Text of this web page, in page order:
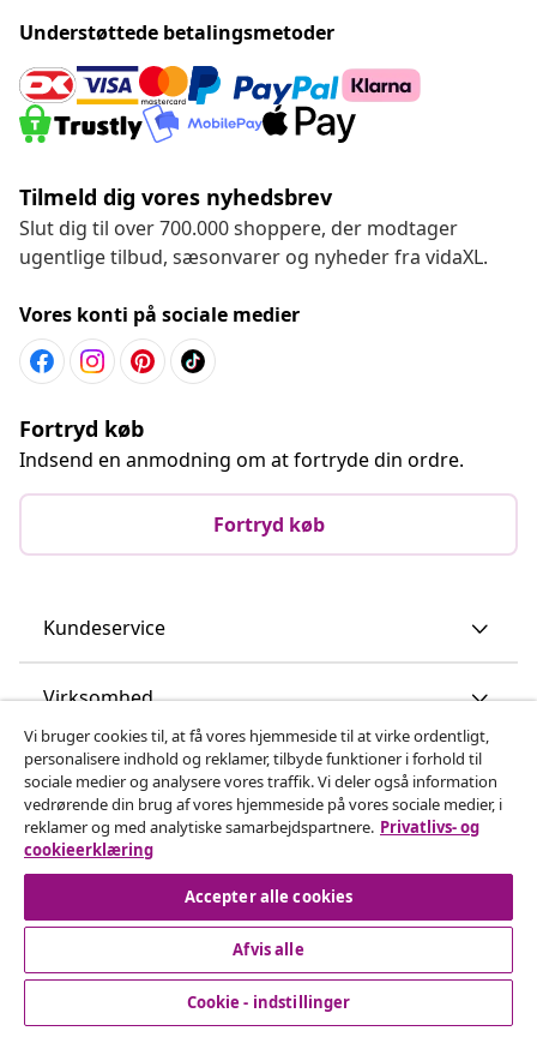
Understøttede betalingsmetoder
Tilmeld dig vores nyhedsbrev
Slut dig til over 700.000 shoppere, der modtager
ugentlige tilbud, sæsonvarer og nyheder fra vidaXL.
Vores konti på sociale medier
Fortryd køb
Indsend en anmodning om at fortryde din ordre.
Fortryd køb
Kundeservice
Virksomhed
vidaXL
Opdag mere
© 2008-2026 www.vidaxl.dk er et website under vidaXL
Vi bruger cookies til, at få vores hjemmeside til at virke ordentligt,
personalisere indhold og reklamer, tilbyde funktioner i forhold til
sociale medier og analysere vores traffik. Vi deler også information
vedrørende din brug af vores hjemmeside på vores sociale medier, i
reklamer og med analytiske samarbejdspartnere. Privatlivs- og
cookieerklæring
Accepter alle cookies
Afvis alle
Cookie - indstillinger